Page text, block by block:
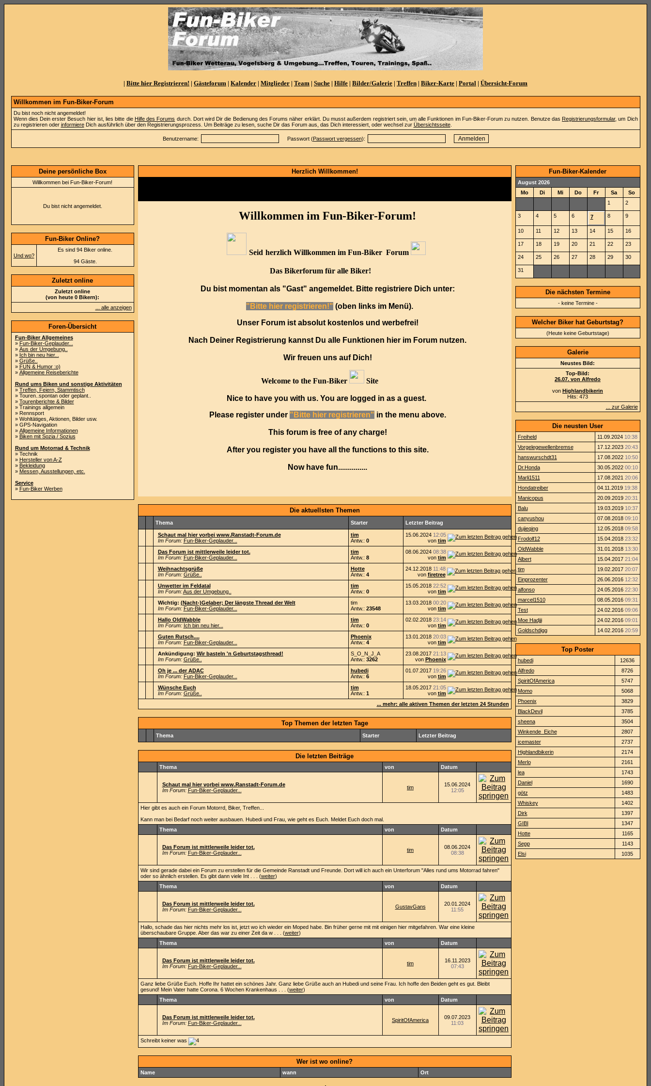
| Bitte hier Registrieren! | Gästeforum | Kalender | Mitglieder | Team | Suche | Hilfe | Bilder/Galerie | Treffen | Biker-Karte | Portal | Übersicht-Forum
Willkommen im Fun-Biker-Forum
Du bist noch nicht angemeldet!
Wenn dies Dein erster Besuch hier ist, lies bitte die Hilfe des Forums durch. Dort wird Dir die Bedienung des Forums näher erklärt. Du musst außerdem registriert sein, um alle Funktionen im Fun-Biker-Forum zu nutzen. Benutze dasRegistrierungsformular, um Dich
zu registrieren oder informiereDich ausführlich über den Registrierungsprozess. Um Beiträge zu lesen, suche Dir das Forum aus, das Dich interessiert, oder wechsel zur Übersichtsseite.
Benutzername: Passwort (Passwort vergessen):
Deine persönliche Box
Willkommen bei Fun-Biker-Forum!
Du bist nicht angemeldet.
Fun-Biker Online?
Und wo?
Es sind 94 Biker online.
94 Gäste.
Zuletzt online
Zuletzt online
(von heute 0 Bikern):
... alle anzeigen
Foren-Übersicht
Fun-Biker Allgemeines
» Fun-Biker-Geplauder...
» Aus der Umgebung..
» Ich bin neu hier...
» Grüße..
» FUN & Humor :o)
» Allgemeine Reiseberichte
Rund ums Biken und sonstige Aktivitäten
» Treffen, Feiern, Stammtisch
» Touren..spontan oder geplant..
» Tourenberichte & Bilder
» Trainings allgemein
» Rennsport
» Wohltätiges, Aktionen, Bilder usw.
» GPS-Navigation
» Allgemeine Informationen
» Biken mit Sozia / Sozius
Rund um Motorrad & Technik
» Technik
» Hersteller von A-Z
» Bekleidung
» Messen, Ausstellungen, etc.
Service
» Fun-Biker Werben
Herzlich Willkommen!
Willkommen im Fun-Biker-Forum!
Seid herzlich Willkommen im Fun-Biker Forum
Das Bikerforum für alle Biker!
Du bist momentan als "Gast" angemeldet. Bitte registriere Dich unter:
"Bitte hier registrieren!" (oben links im Menü).
Unser Forum ist absolut kostenlos und werbefrei!
Nach Deiner Registrierung kannst Du alle Funktionen hier im Forum nutzen.
Wir freuen uns auf Dich!
Welcome to the Fun-Biker Site
Nice to have you with us. You are logged in as a guest.
Please register under "Bitte hier registrieren" in the menu above.
This forum is free of any charge!
After you register you have all the functions to this site.
Now have fun...............
Die aktuellsten Themen
Thema Starter Letzter Beitrag
Schaut mal hier vorbei www.Ranstadt-Forum.de
Im Forum: Fun-Biker-Geplauder...
tim
Antw.: 0
15.06.2024 12:05
von tim
Das Forum ist mittlerweile leider tot.
Im Forum: Fun-Biker-Geplauder...
tim
Antw.: 8
08.06.2024 08:38
von tim
Weihnachtsgrüße
Im Forum: Grüße..
Hotte
Antw.: 4
24.12.2018 11:48
von firetree
Unwetter im Feldatal
Im Forum: Aus der Umgebung..
tim
Antw.: 0
15.05.2018 22:52
von tim
Wichtig: (Nacht-)Gelaber; Der längste Thread der Welt
Im Forum: Fun-Biker-Geplauder...
tim
Antw.: 23548
13.03.2018 00:20
von tim
Hallo OldWabble
Im Forum: Ich bin neu hier...
tim
Antw.: 0
02.02.2018 23:14
von tim
Guten Rutsch....
Im Forum: Fun-Biker-Geplauder...
Phoenix
Antw.: 4
13.01.2018 20:03
von tim
Ankündigung: Wir basteln 'n Geburtstagsthread!
Im Forum: Grüße..
S_O_N_J_A
Antw.: 3262
23.08.2017 21:13
von Phoenix
Oh je ... der ADAC
Im Forum: Fun-Biker-Geplauder...
hubedi
Antw.: 6
01.07.2017 19:26
von tim
Wünsche Euch
Im Forum: Grüße..
tim
Antw.: 1
18.05.2017 21:05
von tim
... mehr: alle aktiven Themen der letzten 24 Stunden
Top Themen der letzten Tage
Thema Starter Letzter Beitrag
Die letzten Beiträge
Thema von Datum
Schaut mal hier vorbei www.Ranstadt-Forum.de
Im Forum: Fun-Biker-Geplauder... tim
15.06.2024
12:05
Hier gibt es auch ein Forum Motorrd, Biker, Treffen...
Kann man bei Bedarf noch weiter ausbauen. Hubedi und Frau, wie geht es Euch. Meldet Euch doch mal.
Thema
von Datum
Das Forum ist mittlerweile leider tot.
Im Forum: Fun-Biker-Geplauder... tim
08.06.2024
08:38
Wir sind gerade dabei ein Forum zu erstellen für die Gemeinde Ranstadt und Freunde. Dort will ich auch ein Unterforum "Alles rund ums Motorrad fahren"
oder so ähnlich erstellen. Es gibt dann viele Int . . . (weiter)
Thema
von Datum
Das Forum ist mittlerweile leider tot.
Im Forum: Fun-Biker-Geplauder... GustavGans
20.01.2024
11:55
Hallo, schade das hier nichts mehr los ist, jetzt wo ich wieder ein Moped habe. Bin früher gerne mit mit einigen hier mitgefahren. War eine kleine
überschaubare Gruppe. Aber das war zu einer Zeit da w . . . (weiter)
Thema
von Datum
Das Forum ist mittlerweile leider tot.
Im Forum: Fun-Biker-Geplauder... tim
16.11.2023
07:43
Ganz liebe Grüße Euch. Hoffe Ihr hattet ein schönes Jahr. Ganz liebe Grüße auch an Hubedi und seine Frau. Ich hoffe den Beiden geht es gut. Bleibt
gesund! Mein Vater hatte Corona. 6 Wochen Krankenhaus . . . (weiter)
Thema
von Datum
Das Forum ist mittlerweile leider tot.
Im Forum: Fun-Biker-Geplauder... SpiritOfAmerica
09.07.2023
11:03
Schreibt keiner was
Wer ist wo online?
Name wann Ort
Fun-Biker-Kalender
August 2026
Mo
Di Mi Do Fr Sa
So
1
2
3 4 5 6 7 8 9
10 11 12 13 14 15 16
17 18 19 20 21 22 23
24 25 26 27 28 29 30
31
Die nächsten Termine
- keine Termine -
Welcher Biker hat Geburtstag?
(Heute keine Geburtstage)
Galerie
Neustes Bild:
Top-Bild:
26.07. von Alfredo
von Highlandbikerin
Hits: 473
... zur Galerie
Die neusten User
Freiheld 11.09.2024 10:38
Vorgelegewellenbremse
17.12.2023 20:43
hanswurschdt31
17.08.2022 10:50
Dr.Honda
30.05.2022 00:10
Marli1511
17.08.2021 20:06
Hondatreiber
04.11.2019 19:38
Manicopus
20.09.2019 20:31
Balu
19.03.2019 10:37
canyushou
07.08.2018 09:10
dujieqing
12.05.2018 09:58
Frodolf12
15.04.2018 23:32
OldWabble
31.01.2018 13:30
Albert
15.04.2017 21:04
tim
19.02.2017 20:07
Einprozenter
26.06.2016 12:32
alfonso
24.05.2016 22:30
marcel1510
08.05.2016 09:31
Test
24.02.2016 09:06
Moe Hadjji
24.02.2016 09:01
Goldschdigg
14.02.2016 20:59
Top Poster
hubedi
12636
Alfredo
8726
SpiritOfAmerica
5747
Momo
5068
Phoenix
3829
BlackDevil
3785
sheena
3504
Winkende_Eiche
2807
icemaster
2737
Highlandbikerin
2174
Merlo
2161
lea
1743
Daniel
1690
götz
1483
Whiskey
1402
Dirk
1397
GIBI
1347
Hotte
1165
Sepp
1143
Elsi
1035